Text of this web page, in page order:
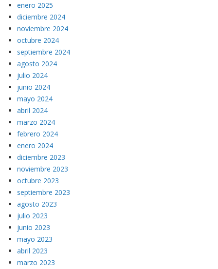
enero 2025
diciembre 2024
noviembre 2024
octubre 2024
septiembre 2024
agosto 2024
julio 2024
junio 2024
mayo 2024
abril 2024
marzo 2024
febrero 2024
enero 2024
diciembre 2023
noviembre 2023
octubre 2023
septiembre 2023
agosto 2023
julio 2023
junio 2023
mayo 2023
abril 2023
marzo 2023